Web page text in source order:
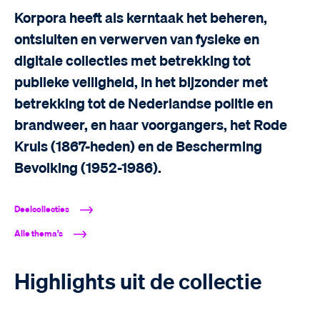
Korpora heeft als kerntaak het beheren,
ontsluiten en verwerven van fysieke en
digitale collecties met betrekking tot
publieke veiligheid, in het bijzonder met
betrekking tot de Nederlandse politie en
brandweer, en haar voorgangers, het Rode
Kruis (1867-heden) en de Bescherming
Bevolking (1952-1986).
Deelcollecties
Alle thema’s
Highlights uit de collectie